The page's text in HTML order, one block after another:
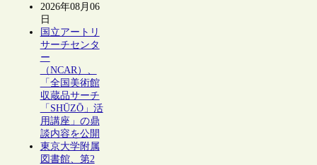
2026年08月06
日
国立アートリ
サーチセンタ
ー
（NCAR）、
「全国美術館
収蔵品サーチ
「SHŪZŌ」活
用講座」の鼎
談内容を公開
東京大学附属
図書館、第2